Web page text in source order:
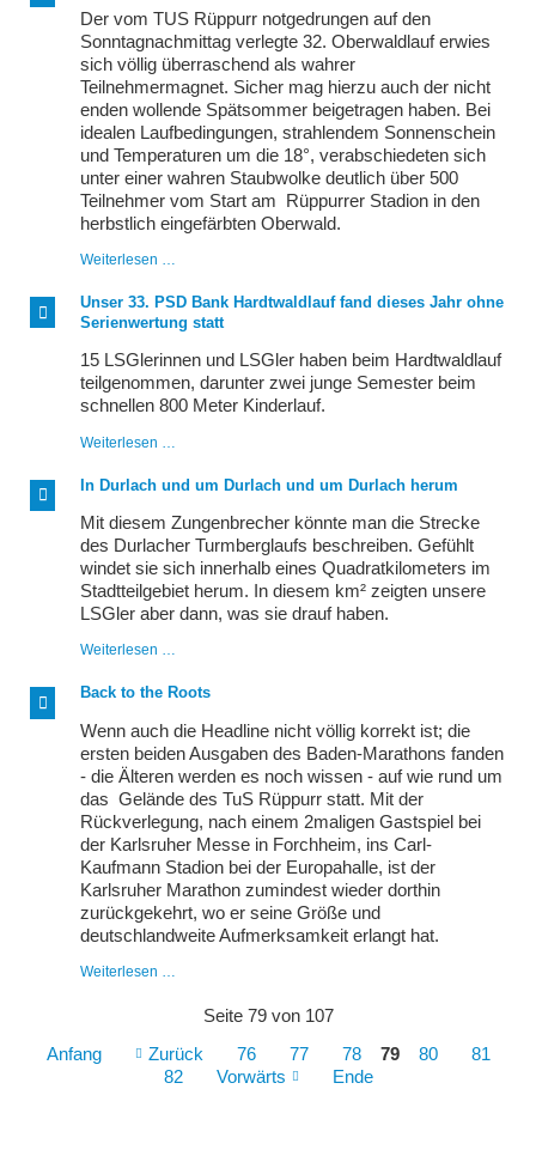
in
Berghausen
und
Friedrichstal
Der vom TUS Rüppurr notgedrungen auf den
Sonntagnachmittag verlegte 32. Oberwaldlauf erwies
sich völlig überraschend als wahrer
Teilnehmermagnet. Sicher mag hierzu auch der nicht
enden wollende Spätsommer beigetragen haben. Bei
idealen Laufbedingungen, strahlendem Sonnenschein
und Temperaturen um die 18°, verabschiedeten sich
unter einer wahren Staubwolke deutlich über 500
Teilnehmer vom Start am Rüppurrer Stadion in den
herbstlich eingefärbten Oberwald.
Weiterlesen …
am
Sonntagnachmittag
aktiv
Unser 33. PSD Bank Hardtwaldlauf fand dieses Jahr ohne
Serienwertung statt
15 LSGlerinnen und LSGler haben beim Hardtwaldlauf
teilgenommen, darunter zwei junge Semester beim
schnellen 800 Meter Kinderlauf.
Weiterlesen …
PSD
Bank
Hardtwaldlauf
fand
dieses
Jahr
ohne
Serienwertung
statt
In Durlach und um Durlach und um Durlach herum
Mit diesem Zungenbrecher könnte man die Strecke
des Durlacher Turmberglaufs beschreiben. Gefühlt
windet sie sich innerhalb eines Quadratkilometers im
Stadtteilgebiet herum. In diesem km² zeigten unsere
LSGler aber dann, was sie drauf haben.
Weiterlesen …
und
um
und
um
Durlach
herum
Back to the Roots
Wenn auch die Headline nicht völlig korrekt ist; die
ersten beiden Ausgaben des Baden-Marathons fanden
- die Älteren werden es noch wissen - auf wie rund um
das Gelände des TuS Rüppurr statt. Mit der
Rückverlegung, nach einem 2maligen Gastspiel bei
der Karlsruher Messe in Forchheim, ins Carl-
Kaufmann Stadion bei der Europahalle, ist der
Karlsruher Marathon zumindest wieder dorthin
zurückgekehrt, wo er seine Größe und
deutschlandweite Aufmerksamkeit erlangt hat.
Weiterlesen …
RootsSeite 79 von 107
Anfang
Zurück 76 77 78 79 80
81
82
Vorwärts Ende